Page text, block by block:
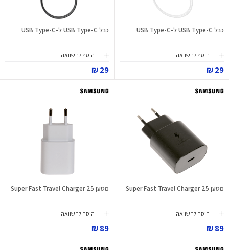
כבל USB Type-C ל-USB Type-C
הוסף להשוואה
29 ₪
כבל USB Type-C ל-USB Type-C
הוסף להשוואה
29 ₪
מטען Super Fast Travel Charger 25
הוסף להשוואה
89 ₪
מטען Super Fast Travel Charger 25
הוסף להשוואה
89 ₪